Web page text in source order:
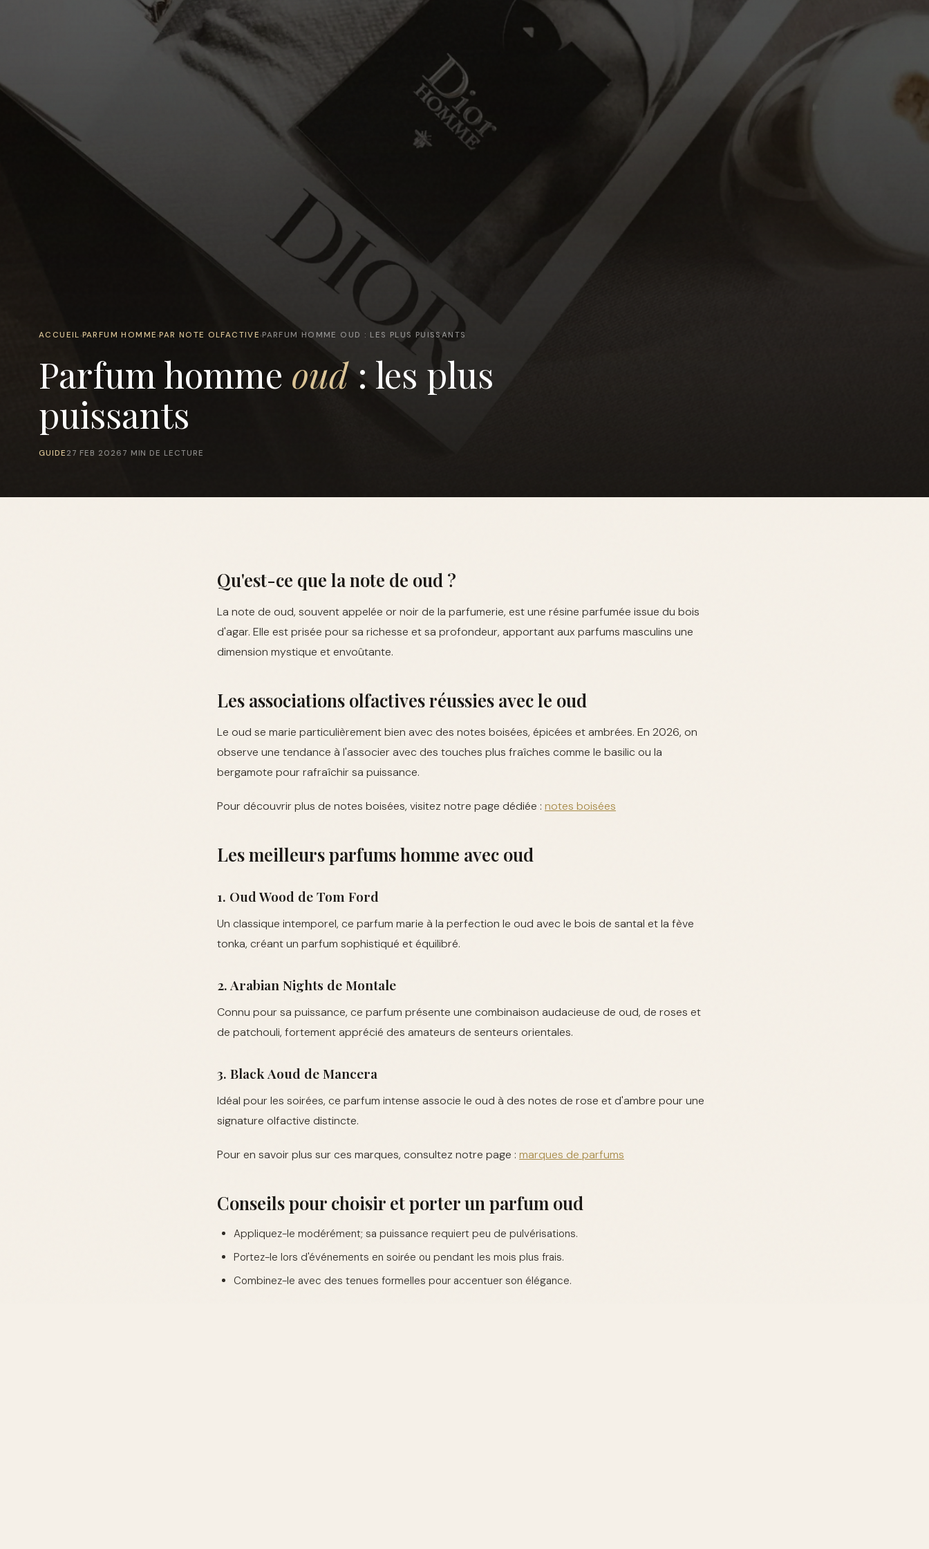
ACCUEIL ›PARFUM HOMME ›PAR NOTE OLFACTIVE ›PARFUM HOMME OUD : LES PLUS PUISSANTS
Parfum homme oud: les plus
puissants
GUIDE 27 FEB 2026 7 MIN DE LECTURE
Qu'est-ce que la note de oud ?
La note de oud, souvent appelée or noir de la parfumerie, est une résine parfumée issue du bois
d'agar. Elle est prisée pour sa richesse et sa profondeur, apportant aux parfums masculins une
dimension mystique et envoûtante.
Les associations olfactives réussies avec le oud
Le oud se marie particulièrement bien avec des notes boisées, épicées et ambrées. En 2026, on
observe une tendance à l'associer avec des touches plus fraîches comme le basilic ou la
bergamote pour rafraîchir sa puissance.
Pour découvrir plus de notes boisées, visitez notre page dédiée : notes boisées
Les meilleurs parfums homme avec oud
1. Oud Wood de Tom Ford
Un classique intemporel, ce parfum marie à la perfection le oud avec le bois de santal et la fève
tonka, créant un parfum sophistiqué et équilibré.
2. Arabian Nights de Montale
Connu pour sa puissance, ce parfum présente une combinaison audacieuse de oud, de roses et
de patchouli, fortement apprécié des amateurs de senteurs orientales.
3. Black Aoud de Mancera
Idéal pour les soirées, ce parfum intense associe le oud à des notes de rose et d'ambre pour une
signature olfactive distincte.
Pour en savoir plus sur ces marques, consultez notre page : marques de parfums
Conseils pour choisir et porter un parfum oud
Appliquez-le modérément; sa puissance requiert peu de pulvérisations.
Portez-le lors d'événements en soirée ou pendant les mois plus frais.
Combinez-le avec des tenues formelles pour accentuer son élégance.